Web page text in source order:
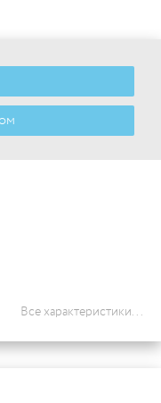
Все характеристики...